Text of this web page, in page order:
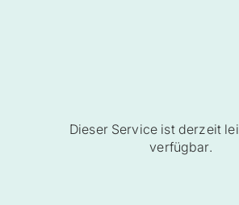
Dieser Service ist derzeit
verfügbar.